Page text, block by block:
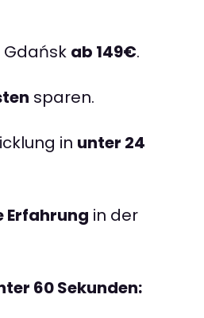
Gdańsk ab 149€.
sparen.
in unter 24
Erfahrung in der
60 Sekunden: